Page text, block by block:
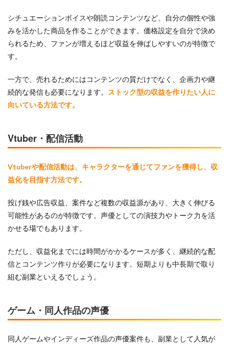
シチュエーションボイスや朗読コンテンツなど、自分の個性や強
みを活かした商品を作ることができます。価格設定を自分で決め
られるため、ファンが増えるほど収益を伸ばしやすいのが特徴で
す。
一方で、売れるためにはコンテンツの質だけでなく、企画力や継
続的な発信も必要になります。
ストック型の収益を作りたい人に
向いている方法です。
Vtuber・配信活動
Vtuberや配信活動は、キャラクターを通じてファンを獲得し、収
益化を目指す方法です。
投げ銭や広告収益、案件など複数の収益源があり、大きく伸びる
可能性があるのが特徴です。声優としての演技力やトーク力を活
かせる場でもあります。
ただし、収益化までには時間がかかるケースが多く、継続的な配
信とコンテンツ作りが必要になります。短期よりも中長期で取り
組む副業といえるでしょう。
ゲーム・同人作品の声優
同人ゲームやインディーズ作品の声優案件も、副業として人気が